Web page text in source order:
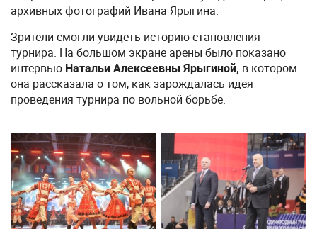
архивных фотографий Ивана Ярыгина.
Зрители смогли увидеть историю становления
турнира. На большом экране арены было показано
интервью Натальи Алексеевны Ярыгиной, в котором
она рассказала о том, как зарождалась идея
проведения турнира по вольной борьбе.